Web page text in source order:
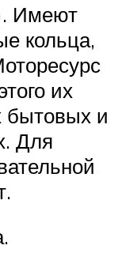
Имеют
кольца,
их
бытовых и
Для